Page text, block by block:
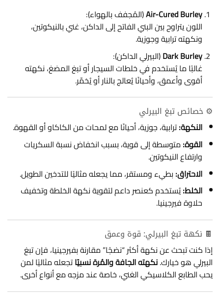
Air-Cured Burley(المُجفف بالهواء):
اللون يتراوح بين البني الفاتح إلى الداكن، غني بالنيكوتين،
ونكهته ترابية وجوزية.
Dark Burley(البيرلي الداكن):
غالبًا ما يُستخدم في خلطات السيجار أو تبغ المضغ، نكهته
أقوى وأعمق، وأحيانًا يُعالج بالنار أو يُخمّر.
⚙️ خصائص تبغ البيرلي
النكهة:ترابية، جوزية، أحيانًا مع لمحات من الكاكاو أو القهوة.
القوة: متوسطة إلى قوية، بسبب انخفاض نسبة السكريات
وارتفاع النيكوتين.
الاحتراق: بطيء ومستقر، مما يجعله مثاليًا للتدخين الطويل.
الخلط:يُستخدم كعنصر داعم لتقوية نكهة الخلطة وتخفيف
حلاوة فيرجينيا.
🍫 نكهة تبغ البيرلي: قوة وعمق
إذا كنت تبحث عن نكهة أكثر “نضجًا” مقارنة بفيرجينيا، فإن تبغ
البيرلي هو خيارك.نكهته الجافة والمُرة نسبيًاتجعله مثاليًا لمن
يحب الطابع الكلاسيكي الغني، خاصة عند مزجه مع أنواع أخرى.